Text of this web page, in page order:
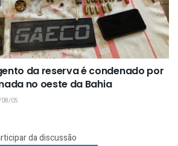
da reserva é condenado por
no oeste da Bahia
05
da discussão